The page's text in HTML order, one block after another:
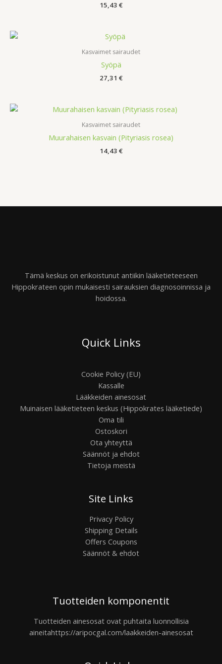
15,43 €
Kasvaimet sairaudet
Syöpä
27,31 €
Kasvaimet sairaudet
Muurahaisen kasvain (Pityriasis rosea)
14,43 €
Tämä keskus on erikoistunut antiikin lääketieteeseen
Hippokrateen opin mukaisesti sairauksien diagnosoinnissa ja
hoidossa.
Quick Links
Cookie Policy (EU)
Kassalle
Lääkkeiden ainesosat
Muinaisen lääketieteen keskus (Hippokrates lääketiede)
Oma tili
Ostoskori
Ota yhteyttä
Säännöt ja ehdot
Tietoja meistä
Site Links
Privacy Policy
Shipping Details
Offers Coupons
Säännöt & ehdot
Tuotteiden komponentit
Tuotteiden ainesosat ovat puhtaita luonnollisia
aineitahttps://aripocgal.com/laakkeiden-ainesosat